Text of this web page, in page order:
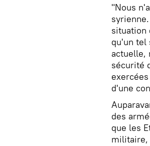
"Nous
situation
qu'un tel
actuelle,
sécurité
d'une
des
que les
militaire,